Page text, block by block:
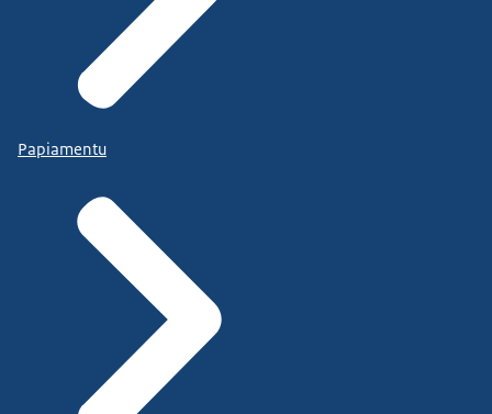
Papiamentu